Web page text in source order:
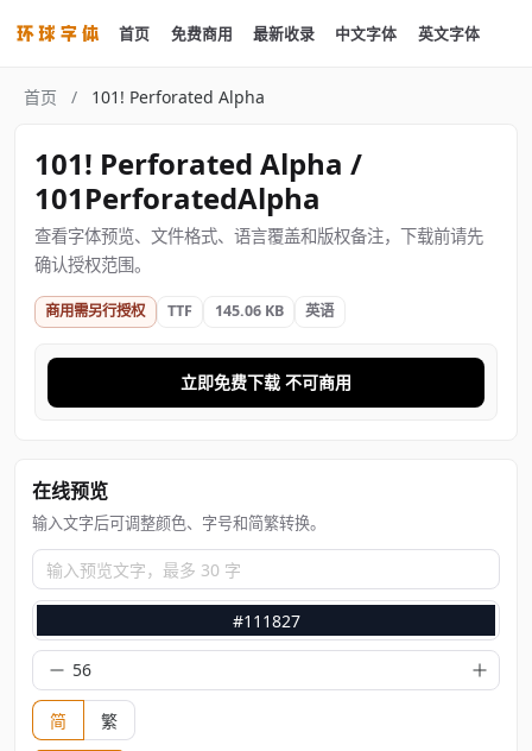
首页 免费商用 最新收录 中文字体 英文字体
首页 / 101! Perforated Alpha
101! Perforated Alpha /
101PerforatedAlpha
查看字体预览、文件格式、语言覆盖和版权备注，下载前请先
确认授权范围。
商用需另行授权 TTF 145.06 KB 英语
立即免费下载 不可商用
在线预览
输入文字后可调整颜色、字号和简繁转换。
输入预览文字，最多 30 字
#111827
简 繁